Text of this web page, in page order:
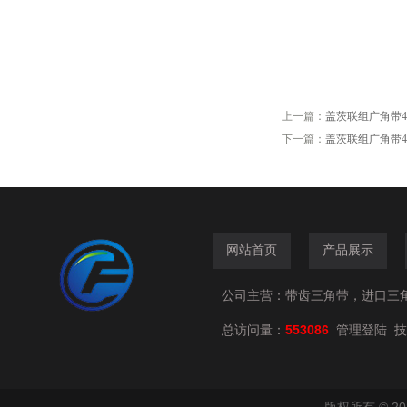
上一篇： 盖茨联组广角带
下一篇： 盖茨联组广角带
网站首页 产品展示
公司主营：带齿三角带，进口三
总访问量： 553086 管理登陆